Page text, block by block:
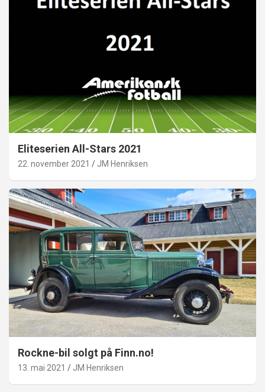
Eliteserien All-Stars 2021
22. november 2021 JM Henriksen
Rockne-bil solgt på Finn.no!
13. mai 2021 JM Henriksen